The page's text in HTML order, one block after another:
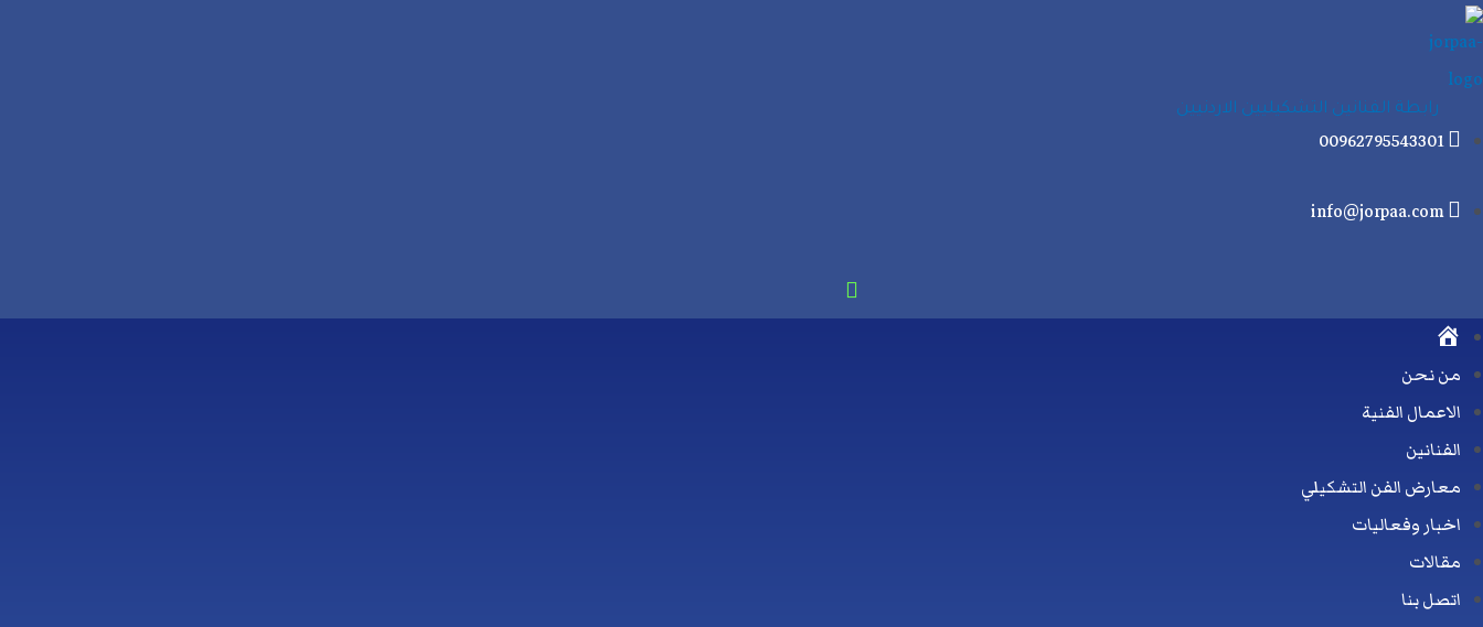
تخطي
إلى
المحتوى
رابطة الفنانين التشكيليين الاردنيين
00962795543301
info@jorpaa.com
من نحن
الاعمال الفنية
الفنانين
معارض الفن التشكيلي
اخبار وفعاليات
مقالات
اتصل بنا